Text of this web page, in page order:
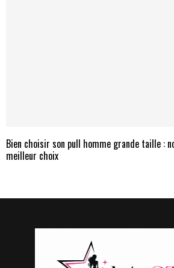
Bien choisir son pull homme grande taille :
meilleur choix